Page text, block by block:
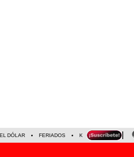
DÓLAR FERIADOS KEIKO FUJIMORI